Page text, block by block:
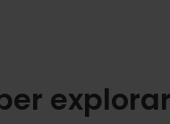
explorar